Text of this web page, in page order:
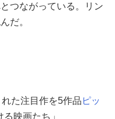
つながっている。リン
だ。
た注目作を5作品 ピッ
映画たち」